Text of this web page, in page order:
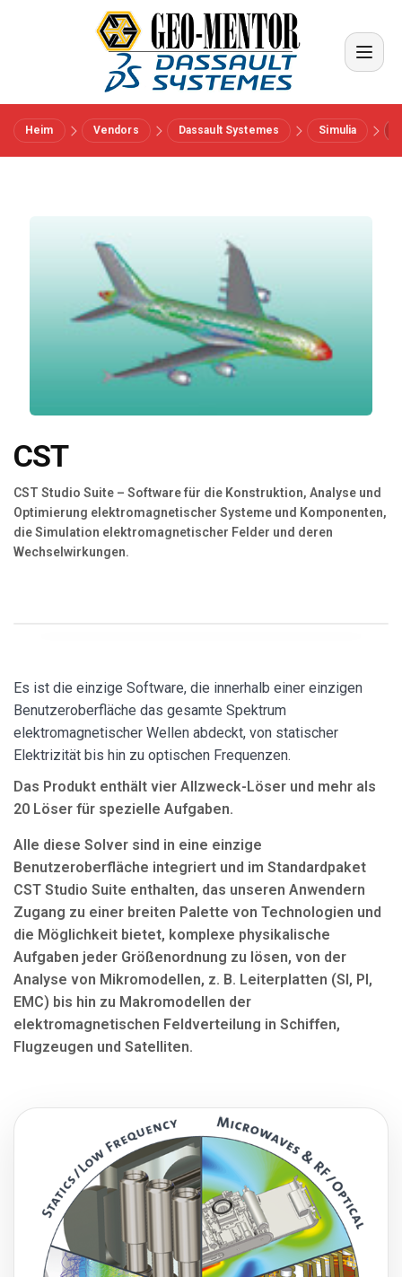
Menü
Referenzen
Branchen
Blog
Язык
EN UA RU DE IT
Heim Vendors Dassault Systemes Simulia
CST
CST Studio Suite – Software für die Konstruktion, Analyse und
Optimierung elektromagnetischer Systeme und Komponenten,
die Simulation elektromagnetischer Felder und deren
Wechselwirkungen.
Es ist die einzige Software, die innerhalb einer einzigen
Benutzeroberfläche das gesamte Spektrum
elektromagnetischer Wellen abdeckt, von statischer
Elektrizität bis hin zu optischen Frequenzen.
Das Produkt enthält vier Allzweck-Löser und mehr als
20 Löser für spezielle Aufgaben.
Alle diese Solver sind in eine einzige
Benutzeroberfläche integriert und im Standardpaket
CST Studio Suite enthalten, das unseren Anwendern
Zugang zu einer breiten Palette von Technologien und
die Möglichkeit bietet, komplexe physikalische
Aufgaben jeder Größenordnung zu lösen, von der
Analyse von Mikromodellen, z. B. Leiterplatten (SI, PI,
EMC) bis hin zu Makromodellen der
elektromagnetischen Feldverteilung in Schiffen,
Flugzeugen und Satelliten.